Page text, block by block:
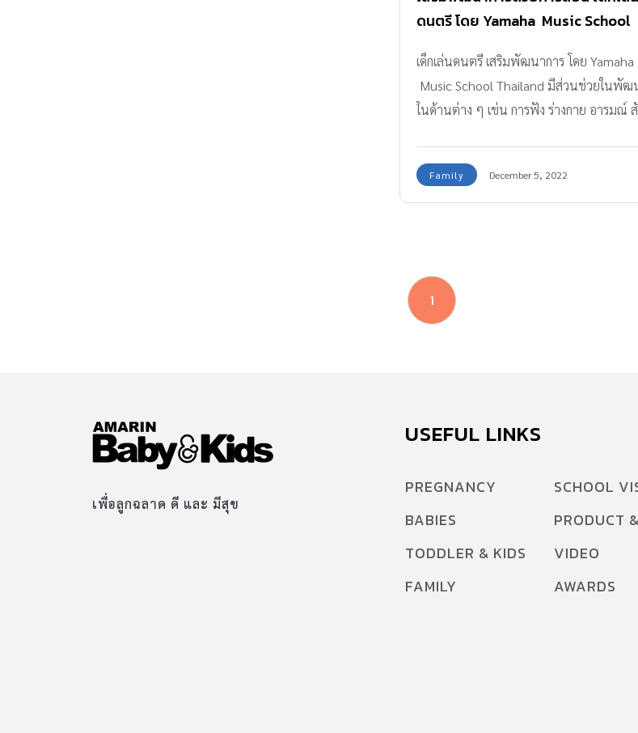
ดนตรี โดย Yamaha Music School
เด็กเล่นดนตรี เสริมพัฒนาการ โดย Yamaha
Music School Thailand มีส่วนช่วยในพัฒ
ในด้านต่าง ๆ เช่น การฟัง ร่างกาย อารมณ์
Family December 5, 2022
1
เพื่อลูกฉลาด ดี และ มีสุข
USEFUL LINKS
PREGNANCY
BABIES
TODDLER & KIDS
FAMILY
SCHOOL
PRODUCT
VIDEO
AWARDS